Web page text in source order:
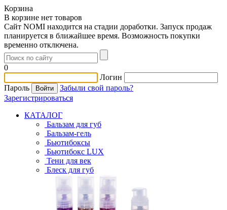
Корзина
В корзине нет товаров
Сайт NOMI находится на стадии доработки. Запуск продаж
планируется в ближайшее время. Возможность покупки
временно отключена.
0
Логин
Пароль
Забыли свой пароль?
Зарегистрироваться
КАТАЛОГ
Бальзам для губ
Бальзам-гель
Бьютибоксы
Бьютибокс LUX
Тени для век
Блеск для губ